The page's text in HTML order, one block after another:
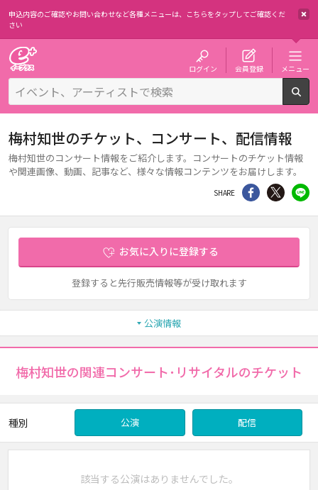
申込内容のご確認やお問い合わせなど各種メニューは、 こちらをタップしてご確認くだ
さい
ログイン 会員登録 メニュー
梅村知世のチケット、コンサート、配信情報
梅村知世のコンサート情報をご紹介します。コンサートのチケット情報
や関連画像、動画、記事など、様々な情報コンテンツをお届けします。
SHARE シェア Twitter
お気に入りに登録する
登録すると先行販売情報等が受け取れます
公演情報
梅村知世の関連コンサート･リサイタルのチケット
種別 公演 配信
該当する公演はありませんでした。